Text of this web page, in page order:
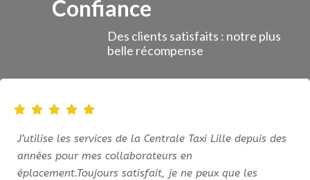
Confiance
Des clients satisfaits : notre plus
belle récompense
J’utilise les services de la Centrale Taxi Lille depuis des
années pour mes collaborateurs en
éplacement.Toujours satisfait, je ne peux que les